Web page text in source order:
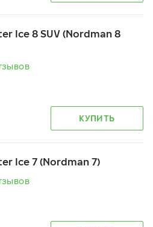
Ice 8 SUV (Nordman 8
КУПИТЬ
Ice 7 (Nordman 7)